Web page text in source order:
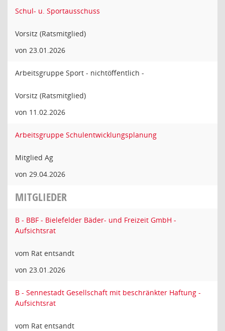
Schul- u. Sportausschuss
Vorsitz (Ratsmitglied)
von 23.01.2026
Arbeitsgruppe Sport - nichtöffentlich -
Vorsitz (Ratsmitglied)
von 11.02.2026
Arbeitsgruppe Schulentwicklungsplanung
Mitglied Ag
von 29.04.2026
MITGLIEDER
B - BBF - Bielefelder Bäder- und Freizeit GmbH -
Aufsichtsrat
vom Rat entsandt
von 23.01.2026
B - Sennestadt Gesellschaft mit beschränkter Haftung -
Aufsichtsrat
vom Rat entsandt